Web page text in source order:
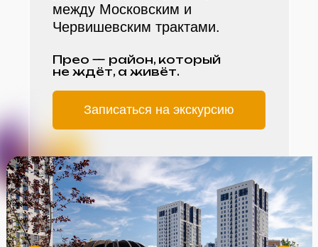
между Московским и
Червишевским трактами.
Прео — район, который
не ждёт, а живёт.
Записаться на экскурсию